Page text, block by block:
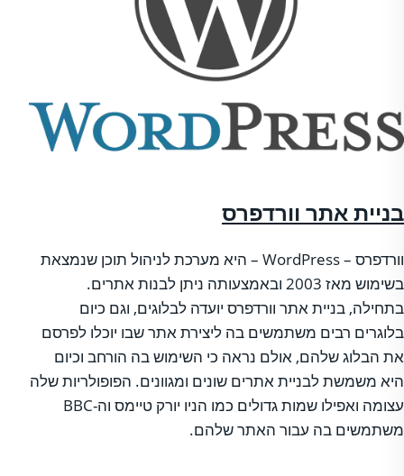
בניית אתר וורדפרס
וורדפרס – WordPress – היא מערכת לניהול תוכן שנמצאת
בשימוש מאז 2003 ובאמצעותה ניתן לבנות אתרים.
בתחילה, בניית אתר וורדפרס יועדה לבלוגים, וגם כיום
בלוגרים רבים משתמשים בה ליצירת אתר שבו יוכלו לפרסם
את הבלוג שלהם, אולם נראה כי השימוש בה הורחב וכיום
היא משמשת לבניית אתרים שונים ומגוונים. הפופולריות שלה
עצומה ואפילו שמות גדולים כמו הניו יורק טיימס וה-BBC
משתמשים בה עבור האתר שלהם.